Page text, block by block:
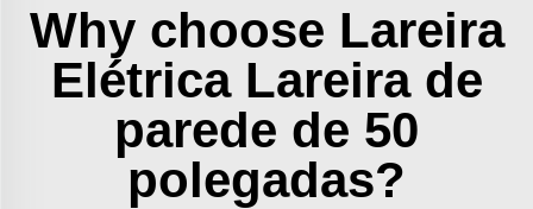
Why choose Lareira
Elétrica Lareira de
parede de 50
polegadas?